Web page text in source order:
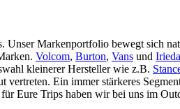
Markenportfolio bewegt sich
Volcom, Burton, Vans und
kleinerer Hersteller wie z.B.
vertreten. Ein immer stärkeres
Eure Trips haben wir bei uns im